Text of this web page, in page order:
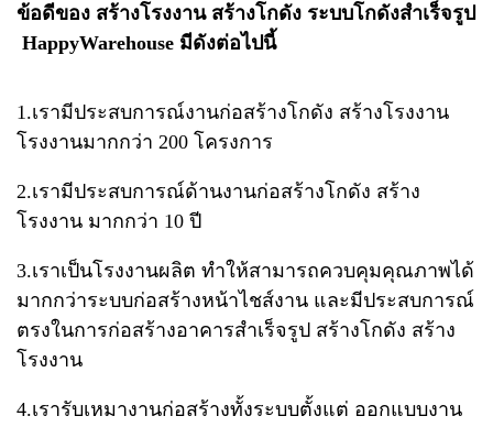
ข้อดีของ สร้างโรงงาน สร้างโกดัง ระบบโกดังสำเร็จรูป​
Happy​Warehouse มีดังต่อไปนี้
1.เรามีประสบการณ์งานก่อสร้างโกดัง สร้างโรงงาน​
โรงงานมากกว่า​ 200​ โครงการ
2.เรามีประสบการณ์​ด้านงานก่อสร้างโกดัง สร้าง
โรงงาน มากกว่า​ 10 ปี
3.เราเป็นโรงงานผลิต​ ทำให้สามารถควบคุมคุณภาพได้
มากกว่าระบบก่อสร้างหน้าไชส์งาน​ และมีประสบการณ์
ตรงในการก่อสร้างอาคารสำเร็จรูป สร้างโกดัง สร้าง
โรงงาน
4.เรารับเหมางานก่อสร้างทั้งระบบตั้งแต่​ ออกแบบ​งาน​